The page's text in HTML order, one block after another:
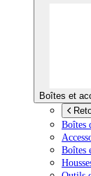
Boîtes et
Boîtes
Boîtes